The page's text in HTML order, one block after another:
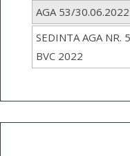
AGA 53/30.06.2022
SEDINTA AGA NR.
BVC 2022